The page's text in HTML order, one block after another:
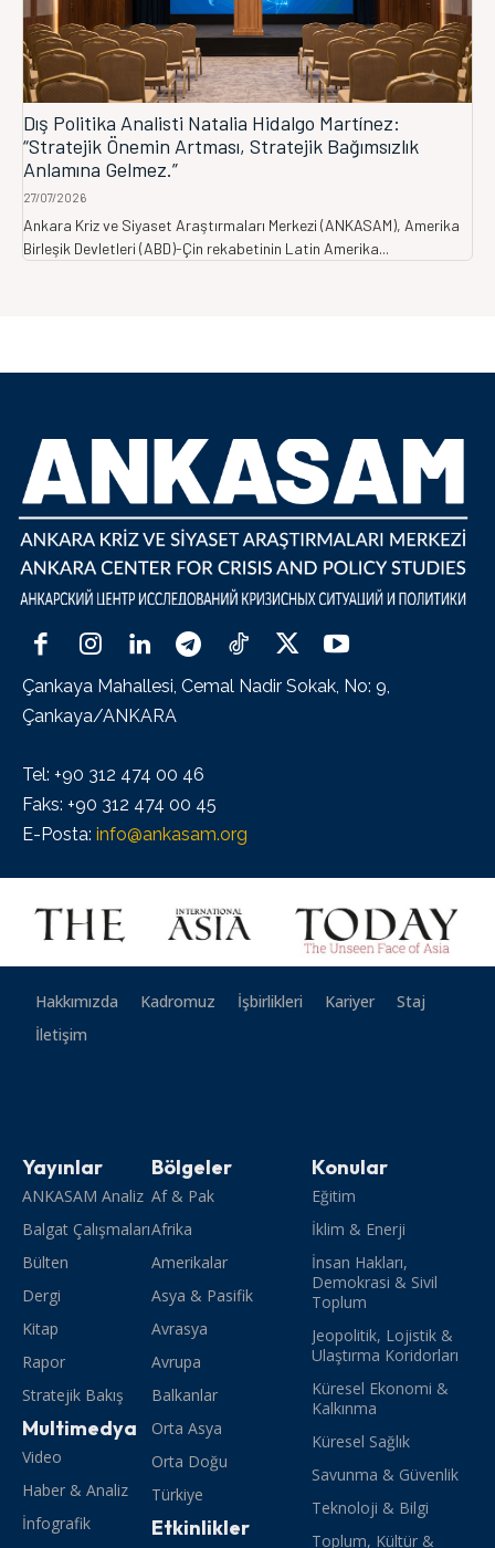
Dış Politika Analisti Natalia Hidalgo Martínez:
“Stratejik Önemin Artması, Stratejik Bağımsızlık
Anlamına Gelmez.”
27/07/2026
Ankara Kriz ve Siyaset Araştırmaları Merkezi (ANKASAM), Amerika
Birleşik Devletleri (ABD)-Çin rekabetinin Latin Amerika...
Çankaya Mahallesi, Cemal Nadir Sokak, No: 9,
Çankaya/ANKARA
Tel: +90 312 474 00 46
Faks: +90 312 474 00 45
E-Posta: info@ankasam.org
Hakkımızda Kadromuz İşbirlikleri Kariyer
Staj
İletişim
Yayınlar
ANKASAM Analiz
Balgat Çalışmaları
Bülten
Dergi
Kitap
Rapor
Stratejik Bakış
Multimedya
Video
Haber & Analiz
İnfografik
Bölgeler
Af & Pak
Afrika
Amerikalar
Asya & Pasifik
Avrasya
Avrupa
Balkanlar
Orta Asya
Orta Doğu
Türkiye
Etkinlikler
Konular
Eğitim
İklim & Enerji
İnsan Hakları,
Demokrasi & Sivil
Toplum
Jeopolitik, Lojistik &
Ulaştırma Koridorları
Küresel Ekonomi &
Kalkınma
Küresel Sağlık
Savunma & Güvenlik
Teknoloji & Bilgi
Toplum, Kültür &